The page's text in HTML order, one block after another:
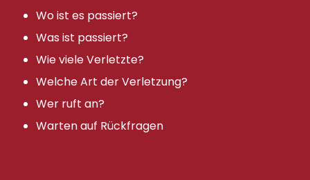
Wo ist es passiert?
Was ist passiert?
Wie viele Verletzte?
Welche Art der Verletzung?
Wer ruft an?
Warten auf Rückfragen